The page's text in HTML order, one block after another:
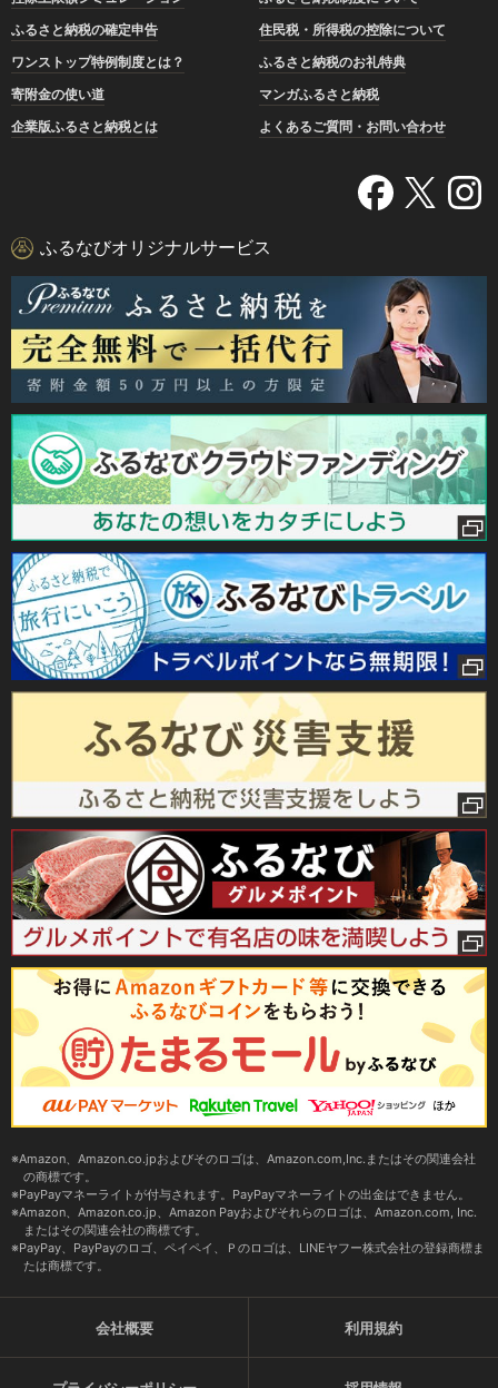
ふるさと納税の確定申告
住民税・所得税の控除について
ワンストップ特例制度とは？
ふるさと納税のお礼特典
寄附金の使い道
マンガふるさと納税
企業版ふるさと納税とは
よくあるご質問・お問い合わせ
ふるなびオリジナルサービス
Amazon、Amazon.co.jpおよびそのロゴは、Amazon.com,Inc.またはその関連会社
の商標です。
PayPayマネーライトが付与されます。PayPayマネーライトの出金はできません。
Amazon、Amazon.co.jp、Amazon Payおよびそれらのロゴは、Amazon.com, Inc.
またはその関連会社の商標です。
PayPay、PayPayのロゴ、ペイペイ、Ｐのロゴは、LINEヤフー株式会社の登録商標ま
たは商標です。
会社概要 利用規約